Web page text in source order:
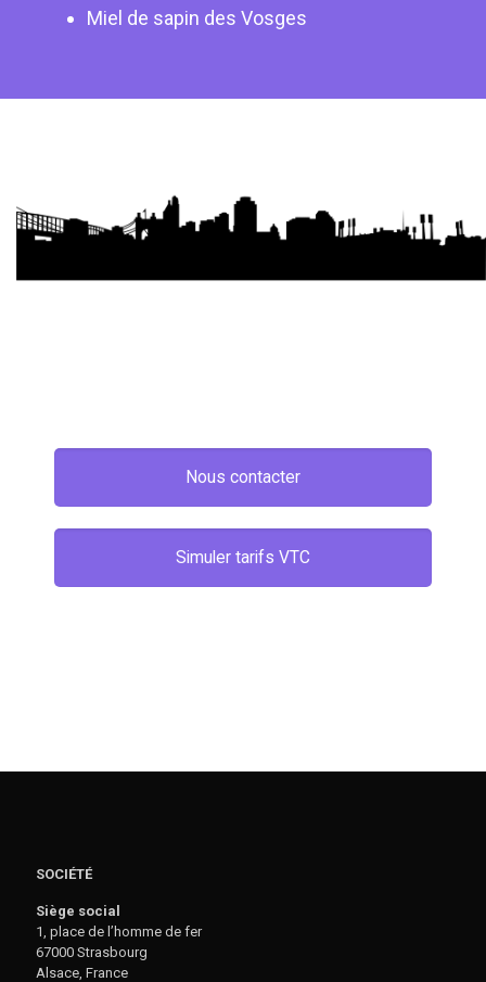
Miel de sapin des Vosges
Nous contacter
Simuler tarifs VTC
SOCIÉTÉ
Siège social
1, place de l’homme de fer
67000 Strasbourg
Alsace, France